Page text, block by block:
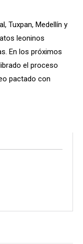
Tuxpan, Medellín y
leoninos
En los próximos
el proceso
pactado con